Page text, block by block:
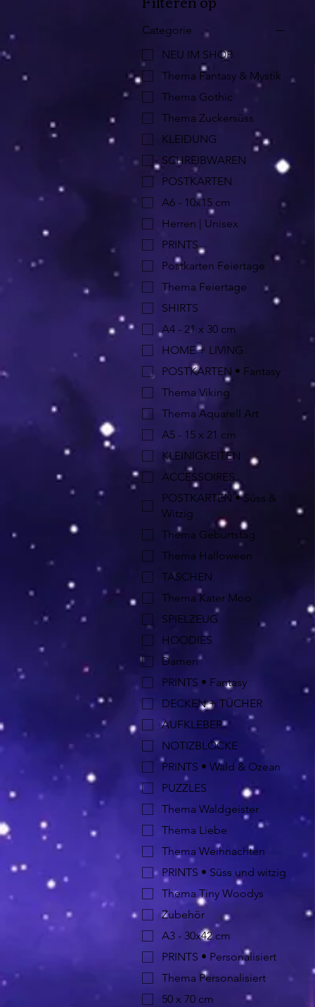
Categorie
NEU IM SHOP
Thema Fantasy & Mystik
Thema Gothic
Thema Zuckersüss
KLEIDUNG
SCHREIBWAREN
POSTKARTEN
A6 - 10x15 cm
Herren | Unisex
PRINTS
Postkarten Feiertage
Thema Feiertage
SHIRTS
A4 - 21 x 30 cm
HOME + LIVING
POSTKARTEN • Fantasy
Thema Viking
Thema Aquarell Art
A5 - 15 x 21 cm
KLEINIGKEITEN
ACCESSOIRES
POSTKARTEN • Süss &
Witzig
Thema Geburtstag
Thema Halloween
TASCHEN
Thema Kater Moo
SPIELZEUG
HOODIES
Damen
PRINTS • Fantasy
DECKEN + TÜCHER
AUFKLEBER
NOTIZBLÖCKE
PRINTS • Wald & Ozean
PUZZLES
Thema Waldgeister
Thema Liebe
Thema Weihnachten
PRINTS • Süss und witzig
Thema Tiny Woodys
Zubehör
A3 - 30x42 cm
PRINTS • Personalisiert
Thema Personalisiert
50 x 70 cm